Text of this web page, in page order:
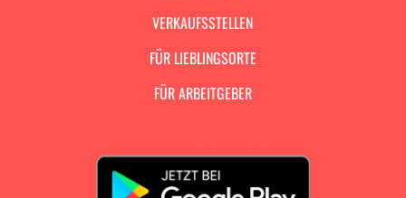
VERKAUFSSTELLEN
FÜR LIEBLINGSORTE
FÜR ARBEITGEBER